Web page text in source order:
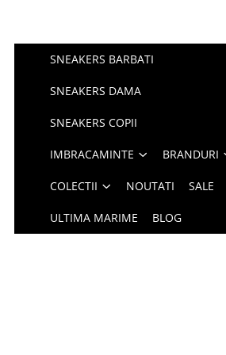
SNEAKERS BARBATI
SNEAKERS DAMA
SNEAKERS COPII
IMBRACAMINTE BRANDURI
COLECTII NOUTATI SALE
ULTIMA MARIME BLOG